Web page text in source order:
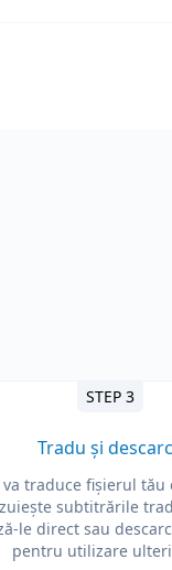
STEP 3
Tradu și
va traduce fișierul
subtitrările
le direct sau
pentru utilizare